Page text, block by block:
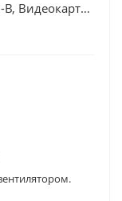
Видеокарта
SSD